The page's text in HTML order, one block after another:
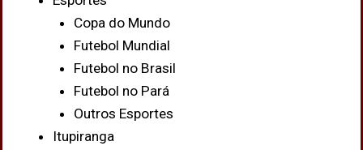
Copa do Mundo
Futebol Mundial
Futebol no Brasil
Futebol no Pará
Outros Esportes
Itupiranga